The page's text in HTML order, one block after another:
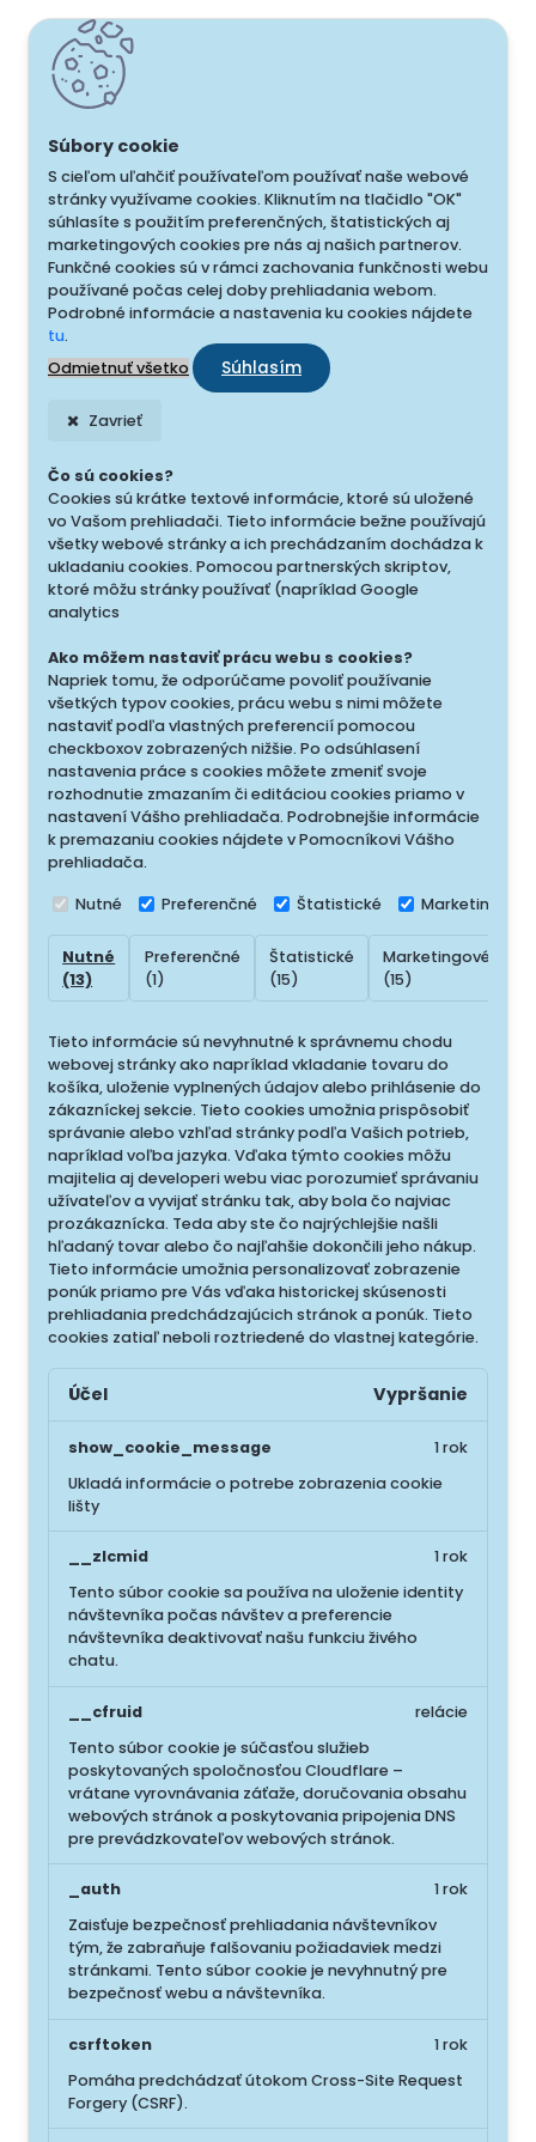
S cieľom uľahčiť používateľom používať naše webové
stránky využívame cookies. Kliknutím na tlačidlo "OK"
súhlasíte s použitím preferenčných, štatistických aj
marketingových cookies pre nás aj našich partnerov.
Funkčné cookies sú v rámci zachovania funkčnosti webu
používané počas celej doby prehliadania webom.
Podrobné informácie a nastavenia ku cookies nájdete
tu.
Odmietnuť všetko
Súhlasím
Zavrieť
Čo sú cookies?
Cookies sú krátke textové informácie, ktoré sú uložené
vo Vašom prehliadači. Tieto informácie bežne používajú
všetky webové stránky a ich prechádzaním dochádza k
ukladaniu cookies. Pomocou partnerských skriptov,
ktoré môžu stránky používať (napríklad Google
analytics
Ako môžem nastaviť prácu webu s cookies?
Napriek tomu, že odporúčame povoliť používanie
všetkých typov cookies, prácu webu s nimi môžete
nastaviť podľa vlastných preferencií pomocou
checkboxov zobrazených nižšie. Po odsúhlasení
nastavenia práce s cookies môžete zmeniť svoje
rozhodnutie zmazaním či editáciou cookies priamo v
nastavení Vášho prehliadača. Podrobnejšie informácie
k premazaniu cookies nájdete v Pomocníkovi Vášho
prehliadača.
Nutné Preferenčné Štatistické Marketingové
Nutné
(13)
Preferenčné
(1)
Štatistické
(15)
Marketingové
(15)
Tieto informácie sú nevyhnutné k správnemu chodu
webovej stránky ako napríklad vkladanie tovaru do
košíka, uloženie vyplnených údajov alebo prihlásenie do
zákazníckej sekcie. Tieto cookies umožnia prispôsobiť
správanie alebo vzhľad stránky podľa Vašich potrieb,
napríklad voľba jazyka. Vďaka týmto cookies môžu
majitelia aj developeri webu viac porozumieť správaniu
užívateľov a vyvijať stránku tak, aby bola čo najviac
prozákaznícka. Teda aby ste čo najrýchlejšie našli
hľadaný tovar alebo čo najľahšie dokončili jeho nákup.
Tieto informácie umožnia personalizovať zobrazenie
ponúk priamo pre Vás vďaka historickej skúsenosti
prehliadania predchádzajúcich stránok a ponúk. Tieto
cookies zatiaľ neboli roztriedené do vlastnej kategórie.
Účel Vypršanie
show_cookie_message
Ukladá informácie o potrebe zobrazenia cookie
lišty
1 rok
__zlcmid
Tento súbor cookie sa používa na uloženie identity
návštevníka počas návštev a preferencie
návštevníka deaktivovať našu funkciu živého
chatu.
1 rok
__cfruid
Tento súbor cookie je súčasťou služieb
poskytovaných spoločnosťou Cloudflare –
vrátane vyrovnávania záťaže, doručovania obsahu
webových stránok a poskytovania pripojenia DNS
pre prevádzkovateľov webových stránok.
relácie
_auth
Zaisťuje bezpečnosť prehliadania návštevníkov
tým, že zabraňuje falšovaniu požiadaviek medzi
stránkami. Tento súbor cookie je nevyhnutný pre
bezpečnosť webu a návštevníka.
1 rok
csrftoken
Pomáha predchádzať útokom Cross-Site Request
Forgery (CSRF).
1 rok